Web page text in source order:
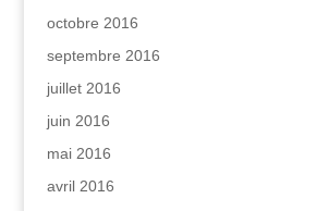
octobre 2016
septembre 2016
juillet 2016
juin 2016
mai 2016
avril 2016